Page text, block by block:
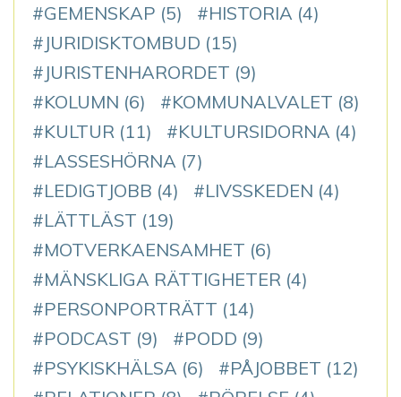
GEMENSKAP (5) HISTORIA (4)
JURIDISKTOMBUD (15)
JURISTENHARORDET (9)
KOLUMN (6) KOMMUNALVALET (8)
KULTUR (11) KULTURSIDORNA (4)
LASSESHÖRNA (7)
LEDIGTJOBB (4) LIVSSKEDEN (4)
LÄTTLÄST (19)
MOTVERKAENSAMHET (6)
MÄNSKLIGA RÄTTIGHETER (4)
PERSONPORTRÄTT (14)
PODCAST (9) PODD (9)
PSYKISKHÄLSA (6) PÅJOBBET (12)